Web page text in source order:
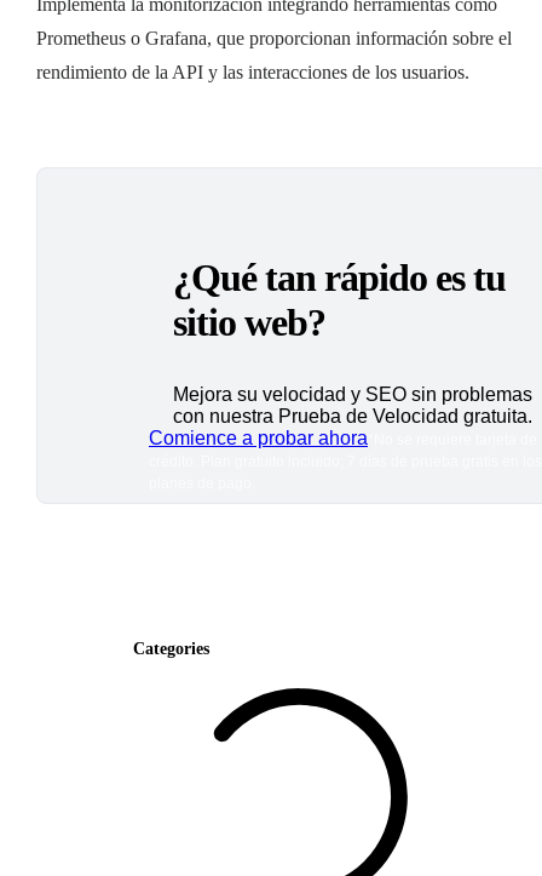
Implementa la monitorización integrando herramientas como
Prometheus o Grafana, que proporcionan información sobre el
rendimiento de la API y las interacciones de los usuarios.
¿Qué tan rápido es tu
sitio web?
Mejora su velocidad y SEO sin problemas
con nuestra Prueba de Velocidad gratuita.
Comience a probar ahora
Categories